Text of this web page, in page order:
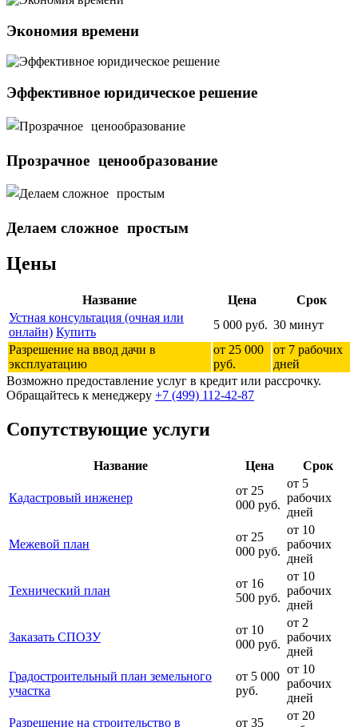
Экономия времени
Эффективное юридическое решение
Прозрачное ценообразование
Делаем сложное простым
Цены
Название Цена
Срок
Устная консультация (очная или
онлайн) Купить
5 000 руб. 30 минут
Разрешение на ввод дачи в
эксплуатацию
от 25 000
руб.
от 7 рабочих
дней
Возможно предоставление услуг в кредит или рассрочку.
Обращайтесь к менеджеру +7 (499) 112-42-87
Сопутствующие услуги
Название Цена Срок
Кадастровый инженер
от 25
000 руб.
от 5
рабочих
дней
Межевой план
от 25
000 руб.
от 10
рабочих
дней
Технический план
от 16
500 руб.
от 10
рабочих
дней
Заказать СПОЗУ
от 10
000 руб.
от 2
рабочих
дней
Градостроительный план земельного
участка
от 5 000
руб.
от 10
рабочих
дней
Разрешение на строительство в
от 35
от 20